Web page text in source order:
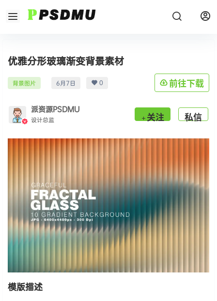
优雅分形玻璃渐变背景素材
背景图片 6月7日 0 前往下载
派资源PSDMU
设计总监 关注 私信
模版描述